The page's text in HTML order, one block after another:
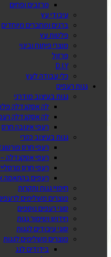
מרזבים ופחים
עיבודי עץ
ברגים ומחברים מיוחדים
פלטות עץ
מוצרי פיתוח ובינוי
פרזול
D.I.Y
כלי עבודה לעץ
גגות רעפים
גגות בעיצוב מודרני
לה אסקנדלה
לה אסקנדלה
רעפי אינובה חרס
גגות בעיצוב כפרי
רעפי חרס
רעפי אסקנדלה –
רעפי חרס
רעפים בהתאמה
חיפויי גגות ותקרות
מוצרים משלימים
סוגי רעפים נוספים
חידוש ושימור גגות
סוגי עיבודים לגגות
מוצרים משלימים לגגות
בידודים לגג